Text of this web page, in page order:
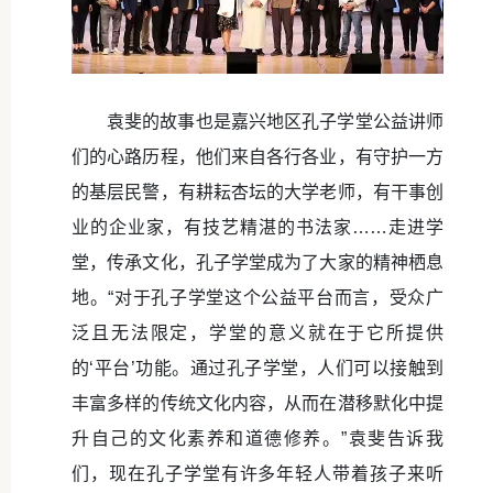
袁斐的故事也是嘉兴地区孔子学堂公益讲师
们的心路历程，他们来自各行各业，有守护一方
的基层民警，有耕耘杏坛的大学老师，有干事创
业的企业家，有技艺精湛的书法家……走进学
堂，传承文化，孔子学堂成为了大家的精神栖息
地。“对于孔子学堂这个公益平台而言，受众广
泛且无法限定，学堂的意义就在于它所提供
的‘平台’功能。通过孔子学堂，人们可以接触到
丰富多样的传统文化内容，从而在潜移默化中提
升自己的文化素养和道德修养。”袁斐告诉我
们，现在孔子学堂有许多年轻人带着孩子来听